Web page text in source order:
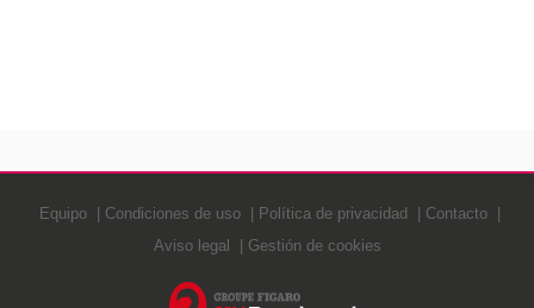
Equipo Condiciones de uso Política de privacidad
Contacto
Aviso legal
Gestión de cookies